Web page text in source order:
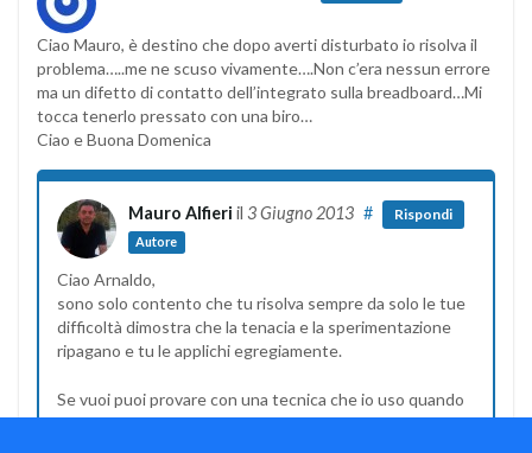
Ciao Mauro, è destino che dopo averti disturbato io risolva il
problema…..me ne scuso vivamente….Non c’era nessun errore
ma un difetto di contatto dell’integrato sulla breadboard…Mi
tocca tenerlo pressato con una biro…
Ciao e Buona Domenica
Mauro Alfieri il 3 Giugno 2013
Autore
# Rispondi
Ciao Arnaldo,
sono solo contento che tu risolva sempre da solo le tue
difficoltà dimostra che la tenacia e la sperimentazione
ripagano e tu le applichi egregiamente.
Se vuoi puoi provare con una tecnica che io uso quando
sono difronte ad un ostacolo, mi fermo, distolgo